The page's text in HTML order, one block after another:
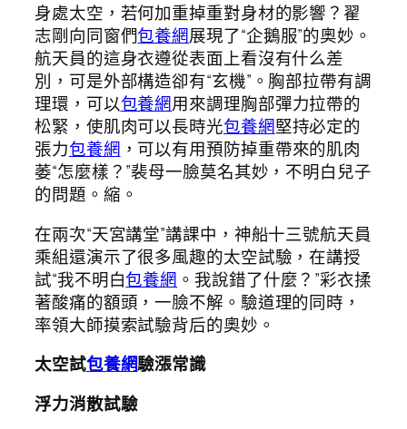
身處太空，若何加重掉重對身材的影響？翟
志剛向同窗們包養網展現了“企鵝服”的奧妙。
航天員的這身衣遵從表面上看沒有什么差
別，可是外部構造卻有“玄機”。胸部拉帶有調
理環，可以包養網用來調理胸部彈力拉帶的
松緊，使肌肉可以長時光包養網堅持必定的
張力包養網 ，可以有用預防掉重帶來的肌肉
萎“怎麼樣？”裴母一臉莫名其妙，不明白兒子
的問題。縮。
在兩次“天宮講堂”講課中，神船十三號航天員
乘組還演示了很多風趣的太空試驗，在講授
試“我不明白包養網 。我說錯了什麼？”彩衣揉
著酸痛的額頭，一臉不解。驗道理的同時，
率領大師摸索試驗背后的奧妙。
太空試包養網驗漲常識
浮力消散試驗